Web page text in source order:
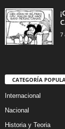
7
CATEGORÍA
Internacional
Nacional
Historia y Teoria